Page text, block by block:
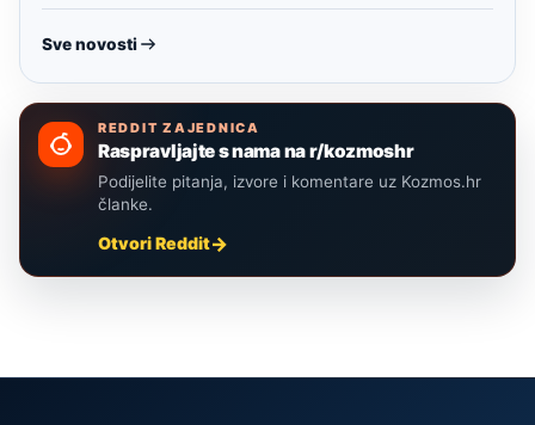
Sve novosti
REDDIT ZAJEDNICA
Raspravljajte s nama na r/kozmoshr
Podijelite pitanja, izvore i komentare uz Kozmos.hr
članke.
Otvori Reddit